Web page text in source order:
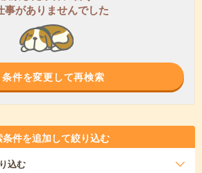
事がありませんでした
条件を変更して再検索
条件を追加して絞り込む
込む